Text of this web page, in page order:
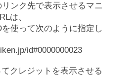
ンク先で表示させるマニ
は、
使って次のように指定し
id#0000000023
クレジットを表示させる